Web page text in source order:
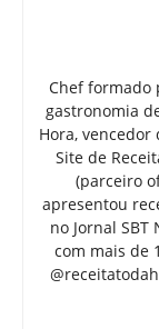
Chef formado
gastronomia
Hora,
Site de
(parceiro
apresentou
no Jornal
com mais de